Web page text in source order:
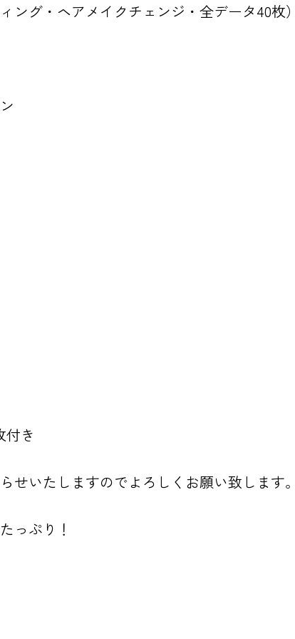
ング・ヘアメイクチェンジ・全データ40枚
付き
せいたしますのでよろしくお願い致します
っぷり！